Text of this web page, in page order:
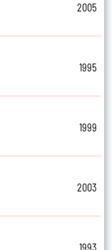
2005
1995
1999
2003
1993